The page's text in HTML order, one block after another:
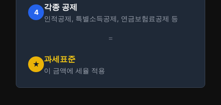
4 각종 공제
인적공제, 특별소득공제, 연금보험료공제 등
=
★ 과세표준
이 금액에 세율 적용